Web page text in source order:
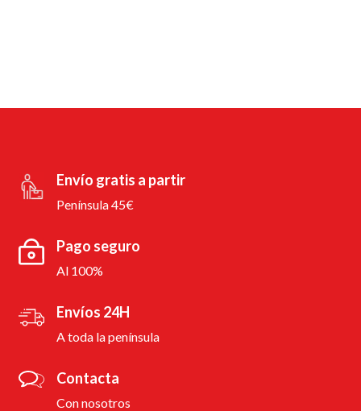
Envío gratis a partir
Península 45€
Pago seguro
Al 100%
Envíos 24H
A toda la península
Contacta
Con nosotros